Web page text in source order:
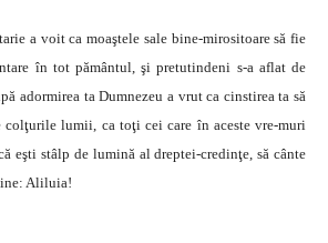
a voit ca moaştele sale bine-mirositoare să fie
în tot pământul, şi pretutindeni s-a aflat de
adormirea ta Dumnezeu a vrut ca cinstirea ta să
colţurile lumii, ca toţi cei care în aceste vre-muri
eşti stâlp de lumină al dreptei-credinţe, să cânte
Aliluia!